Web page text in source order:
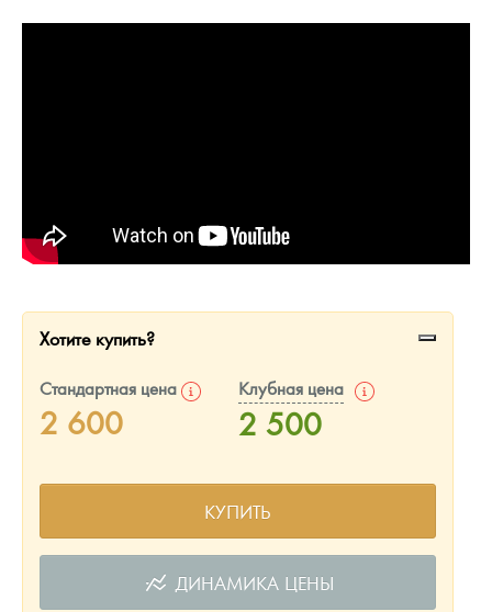
Хотите купить?
Стандартная цена
2 600
Клубная цена
2 500
КУПИТЬ
ДИНАМИКА ЦЕНЫ